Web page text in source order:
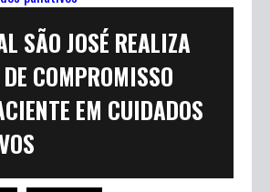
SÃO JOSÉ REALIZA
COMPROMISSO
EM CUIDADOS